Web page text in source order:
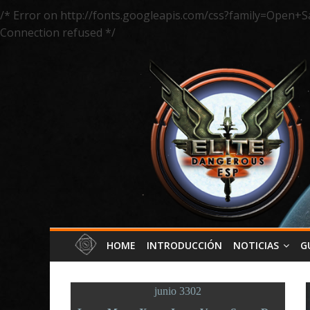
/* Error on http://fonts.googleapis.com/
Connection refused */
HOME INTRODUCCIÓN NOTICIAS
junio 3302